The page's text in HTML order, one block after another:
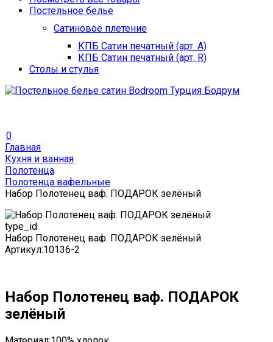
Постельное белье
Сатиновое плетение
КПБ Сатин печатный (арт. A)
КПБ Сатин печатный (арт. R)
Столы и стулья
0
Главная
Кухня и ванная
Полотенца
Полотенца вафельные
Набор Полотенец ваф. ПОДАРОК зелёный
type_id
Набор Полотенец ваф. ПОДАРОК зелёный
Артикул:10136-2
Набор Полотенец ваф. ПОДАРОК
зелёный